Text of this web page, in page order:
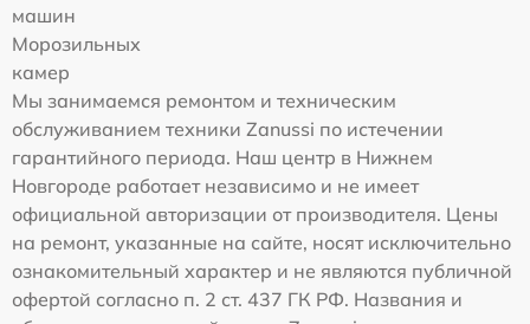
машин
Морозильных
камер
Мы занимаемся ремонтом и техническим
обслуживанием техники Zanussi по истечении
гарантийного периода. Наш центр в Нижнем
Новгороде работает независимо и не имеет
официальной авторизации от производителя. Цены
на ремонт, указанные на сайте, носят исключительно
ознакомительный характер и не являются публичной
офертой согласно п. 2 ст. 437 ГК РФ. Названия и